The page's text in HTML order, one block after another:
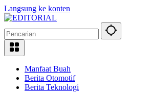
Langsung ke konten
Manfaat Buah
Berita Otomotif
Berita Teknologi